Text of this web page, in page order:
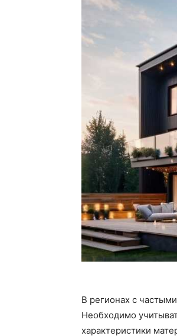
В регионах с
Необходимо
характеристики